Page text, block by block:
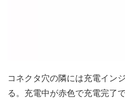
コネクタ穴の隣には充電イン
る。充電中が赤色で充電完了